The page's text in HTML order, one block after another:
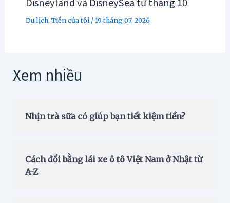
Du lịch,Tiền của tôi/19 tháng 07, 2026
Xem nhiều
Nhịn trà sữa có giúp bạn tiết kiệm tiền?
Cách đổi bằng lái xe ô tô Việt Nam ở Nhật từ
A-Z